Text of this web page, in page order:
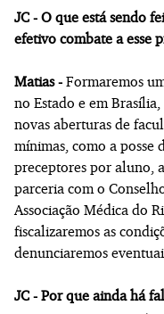
JC - O que está sendo
efetivo combate a esse
Matias - Formaremos
no Estado e em
novas aberturas de
mínimas, como a posse
preceptores por aluno,
parceria com o
Associação Médica do
fiscalizaremos as
denunciaremos
JC - Por que ainda há